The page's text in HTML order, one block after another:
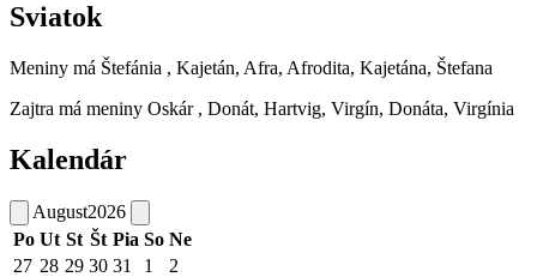
Sviatok
Meniny má Štefánia , Kajetán, Afra, Afrodita, Kajetána, Štefana
Zajtra má meniny Oskár , Donát, Hartvig, Virgín, Donáta, Virgínia
Kalendár
August2026
Po Ut St Št Pia So Ne
27 28 29 30 31 1
2